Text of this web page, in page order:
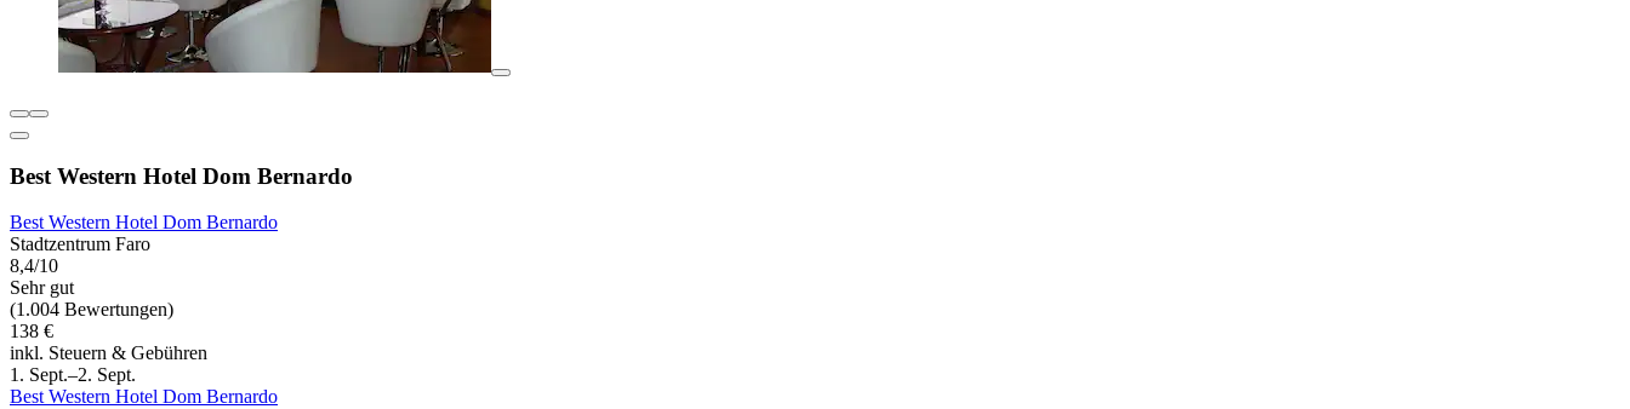
Best Western Hotel Dom Bernardo
Best Western Hotel Dom Bernardo
Stadtzentrum Faro
8,4/10
Sehr gut
(1.004 Bewertungen)
138 €
inkl. Steuern & Gebühren
1. Sept.–2. Sept.
Best Western Hotel Dom Bernardo